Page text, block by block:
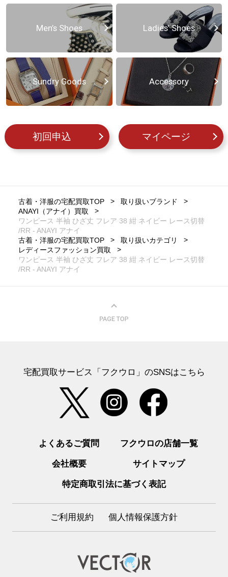
Men’s Shoes Ladies’ Shoes
Sundry Goods Accessory
初回申込 マイページ
古着・洋服の宅配買取TOP
取り扱いブランド
ANAYI（アナイ）買取
ワンピース 半袖 ひざ丈 フレア 38 紺 ネイビー レース切替
/RR - ANAYI アナイ
古着・洋服の宅配買取TOP
取り扱いカテゴリ
レディースファッション買取
ワンピース 半袖 ひざ丈 フレア 38 紺 ネイビー レース切替
/RR - ANAYI アナイ
宅配買取サービス「フクウロ」のSNSはこちら
よくあるご質問 フクウロの店舗一覧
会社概要 サイトマップ
特定商取引法に基づく表記
ご利用規約 個人情報保護方針